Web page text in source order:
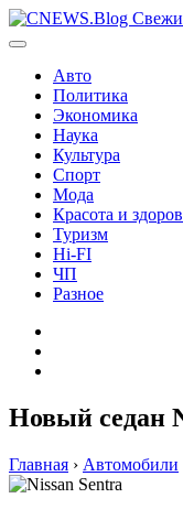
Перейти
к
Авто
Политика
Экономика
Наука
Культура
Спорт
Мода
Красота и
Туризм
Hi-FI
ЧП
Разное
Новый седан
Главная › Автомобили